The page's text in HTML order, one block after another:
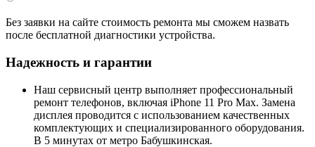
Без заявки на сайте стоимость ремонта мы сможем назвать
после бесплатной диагностики устройства.
Надежность и гарантии
Наш сервисный центр выполняет профессиональный
ремонт телефонов, включая iPhone 11 Pro Max. Замена
дисплея проводится с использованием качественных
комплектующих и специализированного оборудования.
В 5 минутах от метро Бабушкинская.